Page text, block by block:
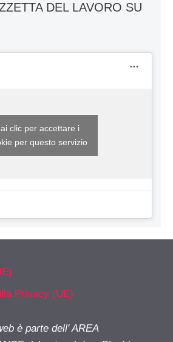
DEL LAVORO SU
clic per accettare i
per questo servizio
Privacy (UE)
è parte dell' AREA